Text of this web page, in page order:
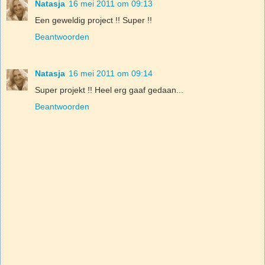
Natasja 16 mei 2011 om 09:13
Een geweldig project !! Super !!
Beantwoorden
Natasja 16 mei 2011 om 09:14
Super projekt !! Heel erg gaaf gedaan...
Beantwoorden